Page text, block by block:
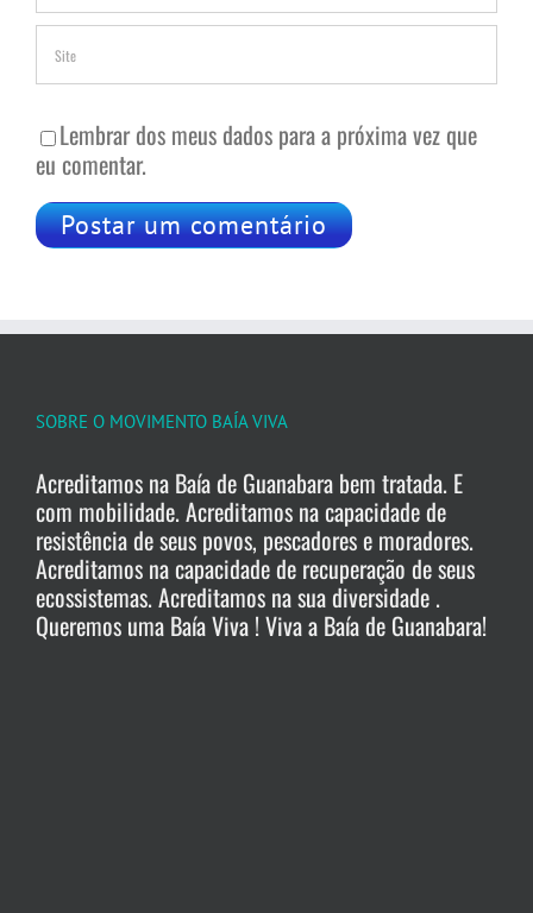
Lembrar dos meus dados para a próxima vez que
eu comentar.
SOBRE O MOVIMENTO BAÍA VIVA
Acreditamos na Baía de Guanabara bem tratada. E
com mobilidade. Acreditamos na capacidade de
resistência de seus povos, pescadores e moradores.
Acreditamos na capacidade de recuperação de seus
ecossistemas. Acreditamos na sua diversidade .
Queremos uma Baía Viva ! Viva a Baía de Guanabara!